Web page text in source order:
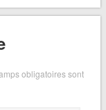
obligatoires sont